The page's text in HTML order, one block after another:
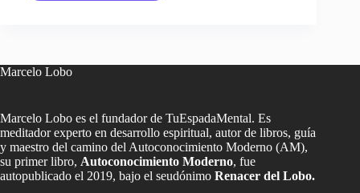
DE
Marcelo Lobo
Marcelo Lobo es el fundador de TuEspadaMental. Es
meditador experto en desarrollo espiritual, autor de libros, guía
y maestro del camino del Autoconocimiento Moderno (AM),
su primer libro, Autoconocimiento Moderno, fue
autopublicado el 2019, bajo el seudónimo Renacer del Lobo.